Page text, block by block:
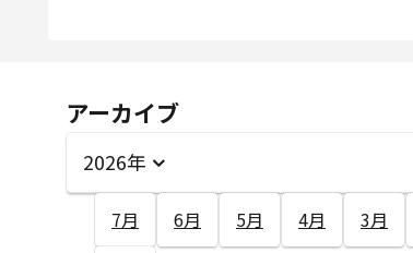
アーカイブ
2026年
7月 6月 5月 4月 3月